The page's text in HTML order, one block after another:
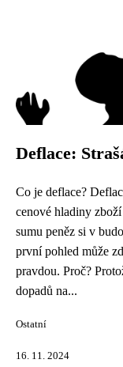
Deflace:
Co je deflace?
cenové hladiny
sumu peněz si v
první pohled může
pravdou. Proč?
dopadů na...
Ostatní
16. 11. 2024